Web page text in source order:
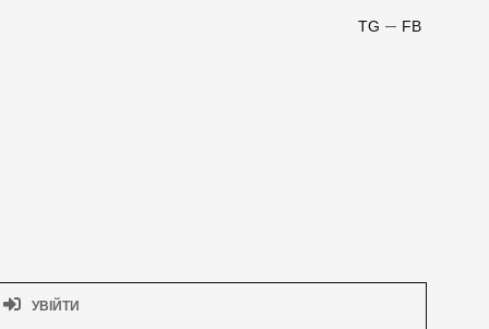
FB
TG
УВІЙТИ